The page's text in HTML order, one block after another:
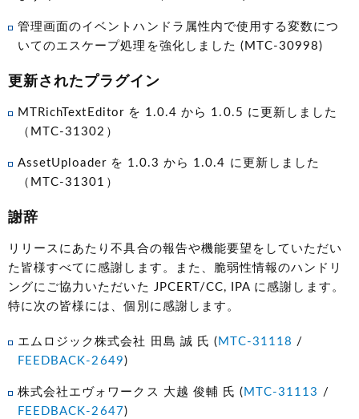
管理画面のイベントハンドラ属性内で使用する変数につ
いてのエスケープ処理を強化しました (MTC-30998)
更新されたプラグイン
MTRichTextEditor を 1.0.4 から 1.0.5 に更新しました
（MTC-31302）
AssetUploader を 1.0.3 から 1.0.4 に更新しました
（MTC-31301）
謝辞
リリースにあたり不具合の報告や機能要望をしていただい
た皆様すべてに感謝します。また、脆弱性情報のハンドリ
ングにご協力いただいた JPCERT/CC, IPA に感謝します。
特に次の皆様には、個別に感謝します。
エムロジック株式会社 田島 誠 氏 ( MTC-31118 /
FEEDBACK-2649 )
株式会社エヴォワークス 大越 俊輔 氏 ( MTC-31113 /
FEEDBACK-2647 )